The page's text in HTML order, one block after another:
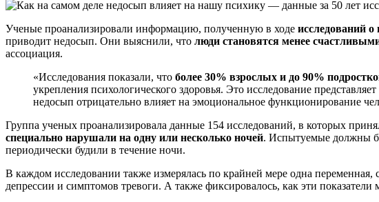
Ученые проанализировали информацию, полученную в ходе исследований о
приводит недосып. Они выяснили, что люди становятся менее
ассоциация.
«Исследования показали, что более 30% взрослых и до 90%
укрепления психологического здоровья. Это исследование
недосып отрицательно влияет на эмоциональное функционирование
Группа ученых проанализировала данные 154 исследований, в которых
специально нарушали на одну или несколько ночей. Испытуемые должны
периодически будили в течение ночи.
В каждом исследовании также измерялась по крайней мере одна
депрессии и симптомов тревоги. А также фиксировалось, как эти